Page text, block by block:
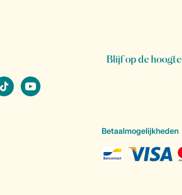
youtube
Blijf op de hoogte
Betaalmogelijkheden